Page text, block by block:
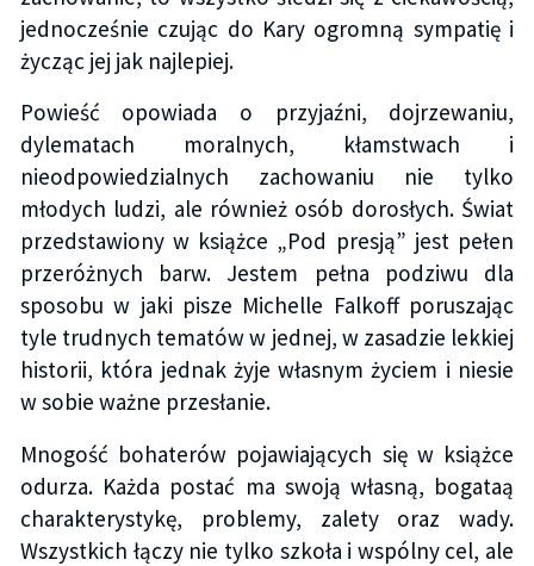
jednocześnie czując do Kary ogromną sympatię i
życząc jej jak najlepiej.
Powieść opowiada o przyjaźni, dojrzewaniu,
dylematach moralnych, kłamstwach i
nieodpowiedzialnych zachowaniu nie tylko
młodych ludzi, ale również osób dorosłych. Świat
przedstawiony w książce „Pod presją” jest pełen
przeróżnych barw. Jestem pełna podziwu dla
sposobu w jaki pisze Michelle Falkoff poruszając
tyle trudnych tematów w jednej, w zasadzie lekkiej
historii, która jednak żyje własnym życiem i niesie
w sobie ważne przesłanie.
Mnogość bohaterów pojawiających się w książce
odurza. Każda postać ma swoją własną, bogataą
charakterystykę, problemy, zalety oraz wady.
Wszystkich łączy nie tylko szkoła i wspólny cel, ale